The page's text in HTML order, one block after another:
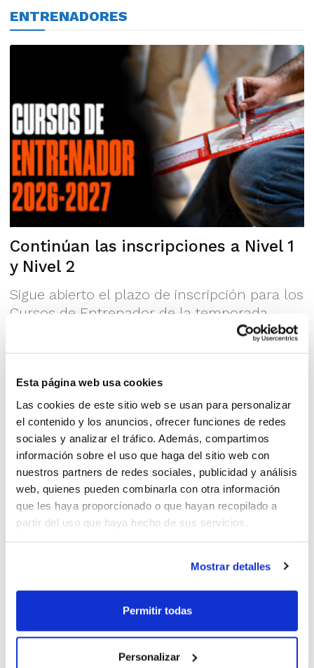
Esta página web usa cookies
Las cookies de este sitio web se usan para personalizar
el contenido y los anuncios, ofrecer funciones de redes
sociales y analizar el tráfico. Además, compartimos
información sobre el uso que haga del sitio web con
nuestros partners de redes sociales, publicidad y análisis
web, quienes pueden combinarla con otra información
que les haya proporcionado o que hayan recopilado a
partir del uso que haya hecho de sus servicios.
Mostrar detalles
Permitir todas
Personalizar
ENTRENADORES
Continúan las inscripciones a Nivel 1
y Nivel 2
Sigue abierto el plazo de inscripción para los
Cursos de Entrenador de la temporada
2026-2027, una nueva oportunidad de
Cristina García dio las claves
del liderazgo en el último
Semana con doble actividad
formativa
Iago Castro analizó cómo
El Blog de la FBCV se adentra
en el terreno de...